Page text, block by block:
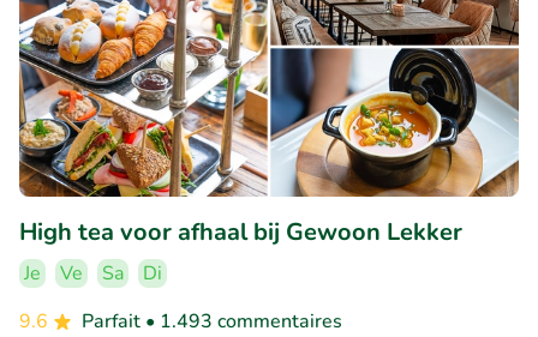
High tea voor afhaal bij Gewoon Lekker
Je Ve Sa
Di
9.6
Parfait • 1.493 commentaires